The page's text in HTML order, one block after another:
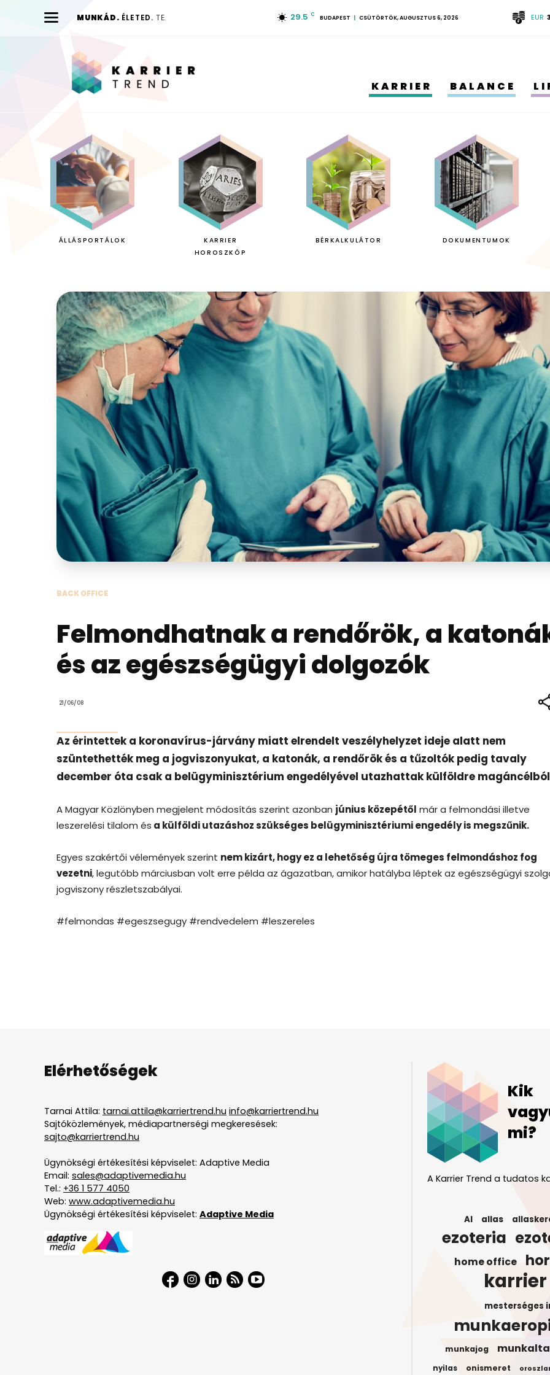
MUNKÁD. ÉLETED. TE. 29.5 C BUDAPEST CSÜTÖRTÖK, AUGUSZTUS 6, 2026 EUR
KARRIER BALANCE
ÁLLÁSPORTÁLOK
KARRIER
HOROSZKÓP
BÉRKALKULÁTOR DOKUMENTUMOK
BACK OFFICE
Felmondhatnak a rendőrök, a
és az egészségügyi dolgozók
21/06/08
Az érintettek a koronavírus-járvány miatt elrendelt veszélyhelyzet ideje alatt nem
szüntethették meg a jogviszonyukat, a katonák, a rendőrök és a tűzoltók pedig tavaly
december óta csak a belügyminisztérium engedélyével utazhattak külföldre
A Magyar Közlönyben megjelent módosítás szerint azonban június közepétől már a felmondási illetve
leszerelési tilalom és a külföldi utazáshoz szükséges belügyminisztériumi engedély is megszűnik.
Egyes szakértői vélemények szerint nem kizárt, hogy ez a lehetőség újra tömeges felmondáshoz fog
vezetni, legutóbb márciusban volt erre példa az ágazatban, amikor hatályba léptek az egészségügyi
jogviszony részletszabályai.
#felmondas #egeszsegugy #rendvedelem #leszereles
Elérhetőségek
Tarnai Attila: tarnai.attila@karriertrend.hu info@karriertrend.hu
Sajtóközlemények, médiapartnerségi megkeresések:
sajto@karriertrend.hu
Ügynökségi értékesítési képviselet: Adaptive Media
Email: sales@adaptivemedia.hu
Tel.: +36 1 577 4050
Web: www.adaptivemedia.hu
Ügynökségi értékesítési képviselet: Adaptive Media
Kik
mi?
A Karrier Trend a tudatos
AI allas
ezoteria
home office
karrier
mesterséges
munkajog
nyilas onismeret